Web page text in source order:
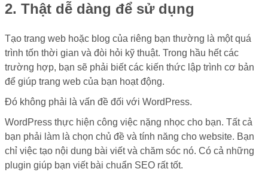
2. Thật dễ dàng để sử dụng
Tạo trang web hoặc blog của riêng bạn thường là một quá
trình tốn thời gian và đòi hỏi kỹ thuật. Trong hầu hết các
trường hợp, bạn sẽ phải biết các kiến thức lập trình cơ bản
để giúp trang web của bạn hoạt động.
Đó không phải là vấn đề đối với WordPress.
WordPress thực hiện công việc nặng nhọc cho bạn. Tất cả
bạn phải làm là chọn chủ đề và tính năng cho website. Bạn
chỉ việc tạo nội dung bài viết và chăm sóc nó. Có cả những
plugin giúp bạn viết bài chuẩn SEO rất tốt.